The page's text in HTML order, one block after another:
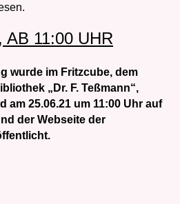
, AB 11:00 UHR
wurde im Fritzcube, dem
„Dr. F. Teßmann“,
am 25.06.21 um 11:00 Uhr auf
der Webseite der